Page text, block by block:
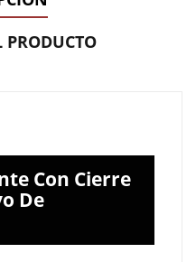
PRODUCTO
Con Cierre
De